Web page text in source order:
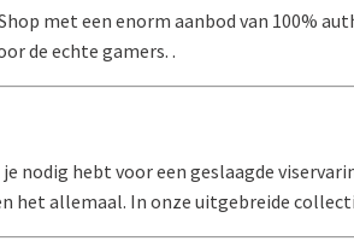
met een enorm aanbod van 100%
de echte gamers. .
nodig hebt voor een geslaagde
het allemaal. In onze uitgebreide